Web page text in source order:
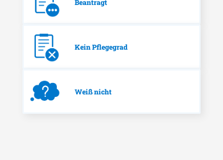
Beantragt
Kein Pflegegrad
Weiß nicht